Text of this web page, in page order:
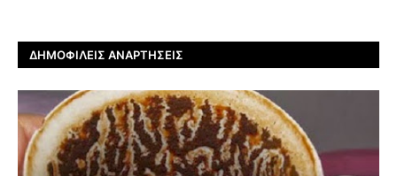
ΔΗΜΟΦΙΛΕΊΣ ΑΝΑΡΤΉΣΕΙΣ